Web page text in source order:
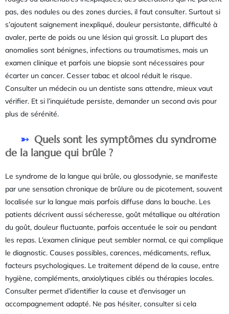
pas, des nodules ou des zones durcies, il faut consulter. Surtout si
s’ajoutent saignement inexpliqué, douleur persistante, difficulté à
avaler, perte de poids ou une lésion qui grossit. La plupart des
anomalies sont bénignes, infections ou traumatismes, mais un
examen clinique et parfois une biopsie sont nécessaires pour
écarter un cancer. Cesser tabac et alcool réduit le risque.
Consulter un médecin ou un dentiste sans attendre, mieux vaut
vérifier. Et si l’inquiétude persiste, demander un second avis pour
plus de sérénité.
Quels sont les symptômes du syndrome
de la langue qui brûle ?
Le syndrome de la langue qui brûle, ou glossodynie, se manifeste
par une sensation chronique de brûlure ou de picotement, souvent
localisée sur la langue mais parfois diffuse dans la bouche. Les
patients décrivent aussi sécheresse, goût métallique ou altération
du goût, douleur fluctuante, parfois accentuée le soir ou pendant
les repas. L’examen clinique peut sembler normal, ce qui complique
le diagnostic. Causes possibles, carences, médicaments, reflux,
facteurs psychologiques. Le traitement dépend de la cause, entre
hygiène, compléments, anxiolytiques ciblés ou thérapies locales.
Consulter permet d’identifier la cause et d’envisager un
accompagnement adapté. Ne pas hésiter, consulter si cela